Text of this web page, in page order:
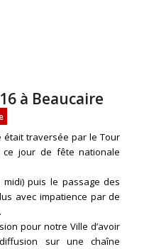
à Beaucaire
était traversée par le Tour
jour de fête nationale
puis le passage des
avec impatience par de
pour notre Ville d’avoir
sur une chaîne